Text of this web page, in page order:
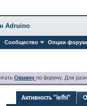
Сообщество Опции
Adruino
Справку по форуму. Для
Активность "lefhl"